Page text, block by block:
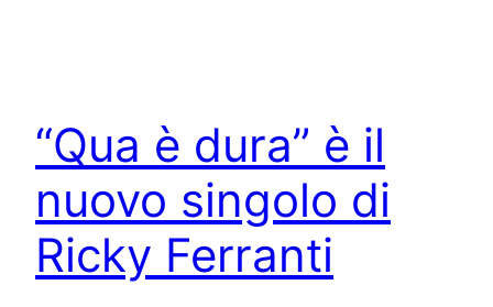
“Qua è dura” è il
nuovo singolo di
Ricky Ferranti